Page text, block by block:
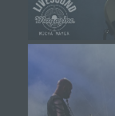
andere
Auftrag
i)